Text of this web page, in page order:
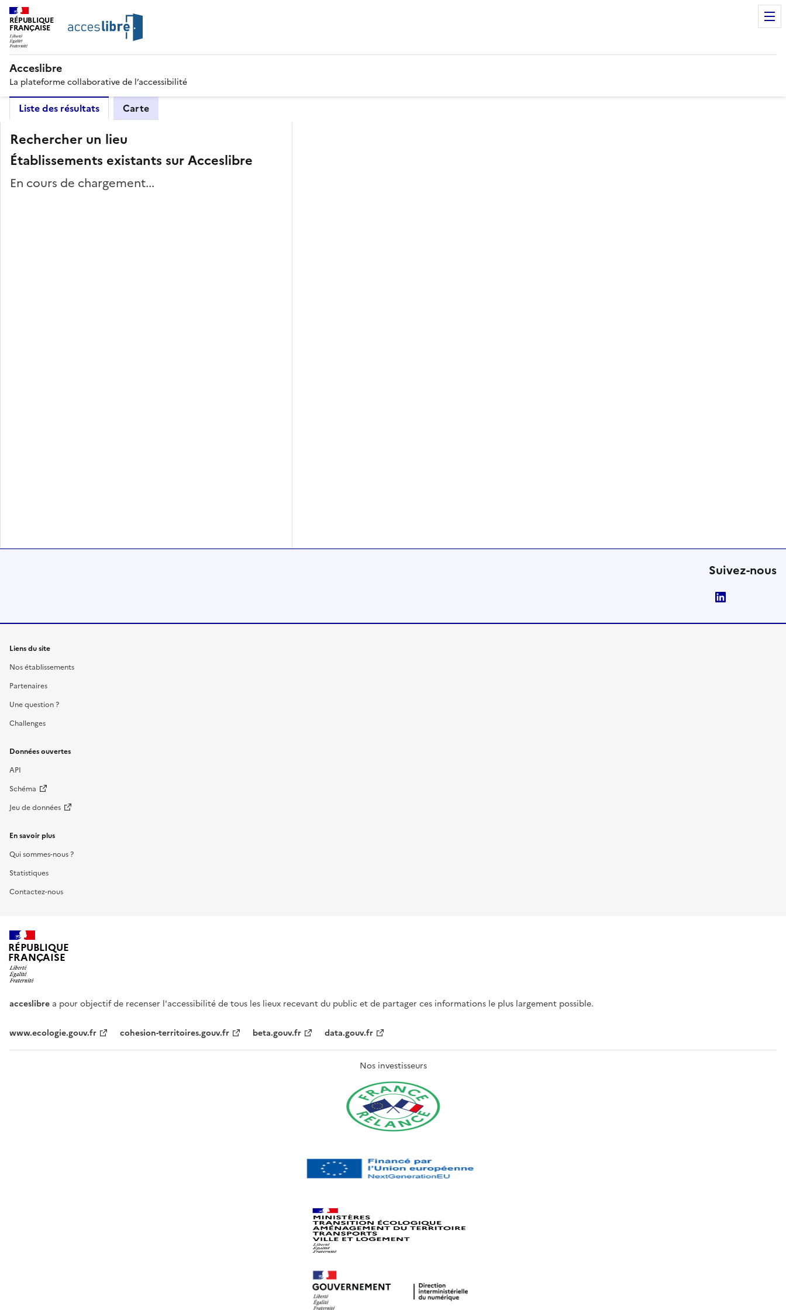
RÉPUBLIQUE
FRANÇAISE
Acceslibre
La plateforme collaborative de l’accessibilité
Liste des résultats Carte
Rechercher un lieu
Établissements existants sur Acceslibre
En cours de chargement...
Suivez-nous
Liens du site
Nos établissements
Partenaires
Une question ?
Challenges
Données ouvertes
API
Schéma
Jeu de données
En savoir plus
Qui sommes-nous ?
Statistiques
Contactez-nous
RÉPUBLIQUE
FRANÇAISE
acceslibre a pour objectif de recenser l'accessibilité de tous les lieux recevant du public et de partager ces informations le plus largement possible.
www.ecologie.gouv.fr cohesion-territoires.gouv.fr beta.gouv.fr data.gouv.fr
Nos investisseurs